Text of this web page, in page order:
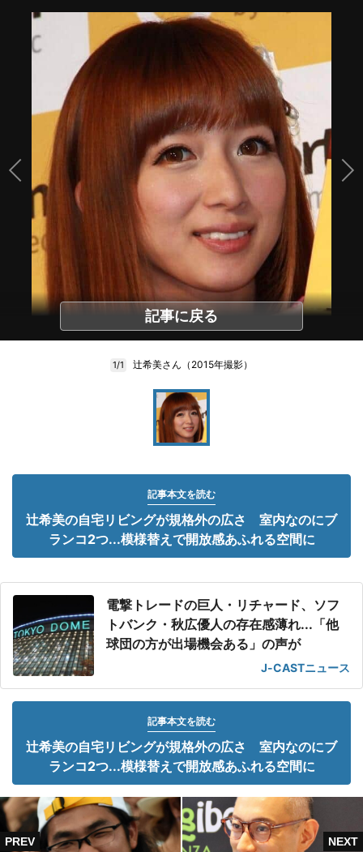
記事に戻る
1/1 辻希美さん（2015年撮影）
記事本文を読む
辻希美の自宅リビングが規格外の広さ 室内なのにブ
ランコ2つ...模様替えで開放感あふれる空間に
電撃トレードの巨人・リチャード、ソフ
トバンク・秋広優人の存在感薄れ...「他
球団の方が出場機会ある」の声が
J-CASTニュース
記事本文を読む
辻希美の自宅リビングが規格外の広さ 室内なのにブ
ランコ2つ...模様替えで開放感あふれる空間に